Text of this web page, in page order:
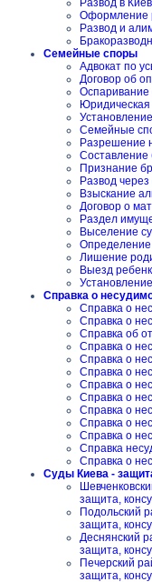
Развод в
Оформление
Развод и
Семейные споры
Адвокат по
Договор об
Оспаривание
Семейные
Разрешение
Составление
Признание
Развод через
Взыскание
Договор о
Раздел
Выселение
Определение
Лишение
Выезд
Справка о
Справка о
Справка о
Справка об
Справка о
Справка о
Справка о
Справка о
Справка о
Справка о
Справка о
Справка о
Справка
Справка о
Суды Киева -
защита,
Подольский
защита,
Деснянский
защита,
Печерский
защита,